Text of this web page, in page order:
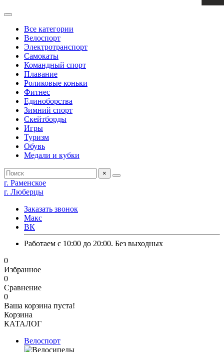
Все категории
Велоспорт
Электротранспорт
Самокаты
Командный спорт
Плавание
Роликовые коньки
Фитнес
Единоборства
Зимний спорт
Скейтборды
Игры
Туризм
Обувь
Медали и кубки
×
г. Раменское
г. Люберцы
Заказать звонок
Макс
ВК
Работаем с 10:00 до 20:00. Без выходных
0
Избранное
0
Сравнение
0
Ваша корзина пуста!
Корзина
КАТАЛОГ
Велоспорт